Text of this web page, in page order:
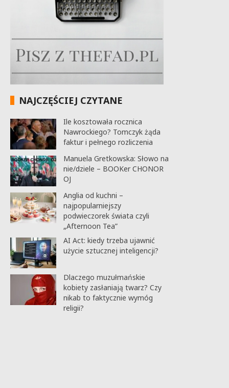
NAJCZĘŚCIEJ CZYTANE
Ile kosztowała rocznica
Nawrockiego? Tomczyk żąda
faktur i pełnego rozliczenia
Manuela Gretkowska: Słowo na
nie/dziele – BOOKer CHONOR
OJ
Anglia od kuchni –
najpopularniejszy
podwieczorek świata czyli
„Afternoon Tea”
AI Act: kiedy trzeba ujawnić
użycie sztucznej inteligencji?
Dlaczego muzułmańskie
kobiety zasłaniają twarz? Czy
nikab to faktycznie wymóg
religii?